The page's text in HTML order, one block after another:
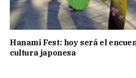
Hanami Fest: hoy será el
cultura japonesa